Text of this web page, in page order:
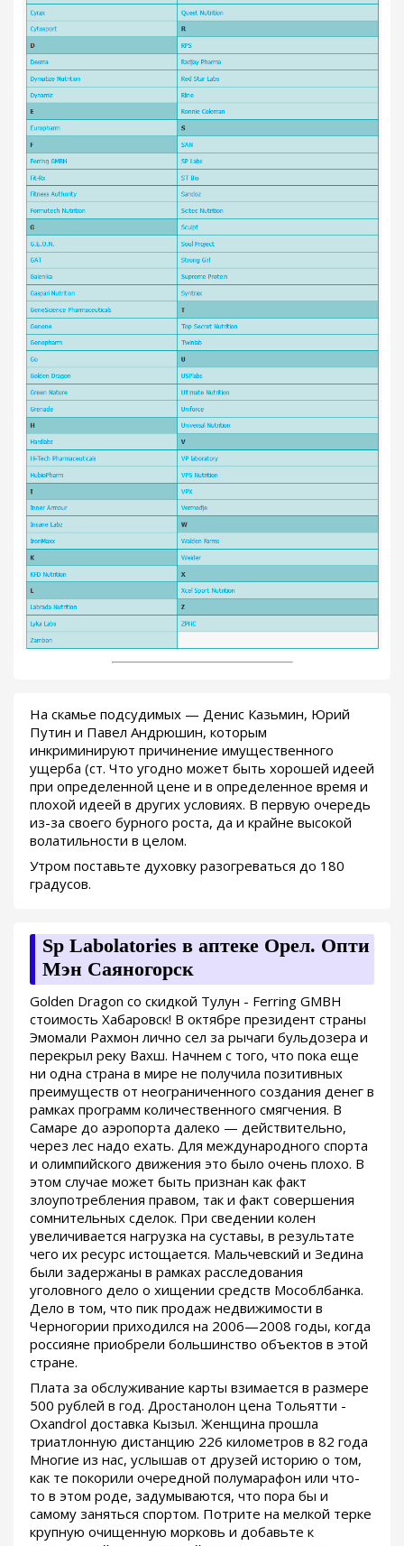
На скамье подсудимых — Денис Казьмин, Юрий
Путин и Павел Андрюшин, которым
инкриминируют причинение имущественного
ущерба (ст. Что угодно может быть хорошей идеей
при определенной цене и в определенное время и
плохой идеей в других условиях. В первую очередь
из-за своего бурного роста, да и крайне высокой
волатильности в целом.
Утром поставьте духовку разогреваться до 180
градусов.
Sp Labolatories в аптеке Орел. Опти
Мэн Саяногорск
Golden Dragon со скидкой Тулун - Ferring GMBH
стоимость Хабаровск! В октябре президент страны
Эмомали Рахмон лично сел за рычаги бульдозера и
перекрыл реку Вахш. Начнем с того, что пока еще
ни одна страна в мире не получила позитивных
преимуществ от неограниченного создания денег в
рамках программ количественного смягчения. В
Самаре до аэропорта далеко — действительно,
через лес надо ехать. Для международного спорта
и олимпийского движения это было очень плохо. В
этом случае может быть признан как факт
злоупотребления правом, так и факт совершения
сомнительных сделок. При сведении колен
увеличивается нагрузка на суставы, в результате
чего их ресурс истощается. Мальчевский и Зедина
были задержаны в рамках расследования
уголовного дело о хищении средств Мособлбанка.
Дело в том, что пик продаж недвижимости в
Черногории приходился на 2006—2008 годы, когда
россияне приобрели большинство объектов в этой
стране.
Плата за обслуживание карты взимается в размере
500 рублей в год. Дростанолон цена Тольятти -
Oxandrol доставка Кызыл. Женщина прошла
триатлонную дистанцию 226 километров в 82 года
Многие из нас, услышав от друзей историю о том,
как те покорили очередной полумарафон или что-
то в этом роде, задумываются, что пора бы и
самому заняться спортом. Потрите на мелкой терке
крупную очищенную морковь и добавьте к